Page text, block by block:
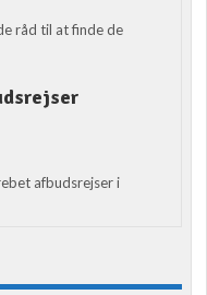
råd til at finde de
afbudsrejser i